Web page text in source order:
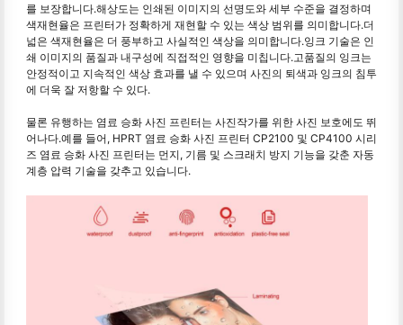
를 보장합니다.해상도는 인쇄된 이미지의 선명도와 세부 수준을 결정하며
색재현율은 프린터가 정확하게 재현할 수 있는 색상 범위를 의미합니다.더
넓은 색재현율은 더 풍부하고 사실적인 색상을 의미합니다.잉크 기술은 인
쇄 이미지의 품질과 내구성에 직접적인 영향을 미칩니다.고품질의 잉크는
안정적이고 지속적인 색상 효과를 낼 수 있으며 사진의 퇴색과 잉크의 침투
에 더욱 잘 저항할 수 있다.
물론 유행하는 염료 승화 사진 프린터는 사진작가를 위한 사진 보호에도 뛰
어나다.예를 들어, HPRT 염료 승화 사진 프린터 CP2100 및 CP4100 시리
즈 염료 승화 사진 프린터는 먼지, 기름 및 스크래치 방지 기능을 갖춘 자동
계층 압력 기술을 갖추고 있습니다.